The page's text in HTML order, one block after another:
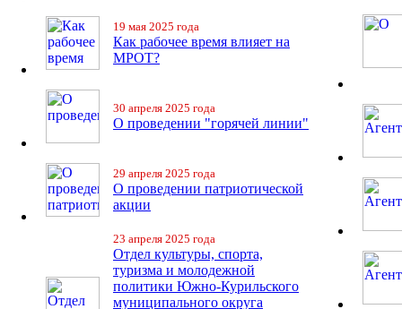
19 мая 2025 года
Как рабочее время влияет на
МРОТ?
30 апреля 2025 года
О проведении "горячей линии"
29 апреля 2025 года
О проведении патриотической
акции
23 апреля 2025 года
Отдел культуры, спорта,
туризма и молодежной
политики Южно-Курильского
муниципального округа